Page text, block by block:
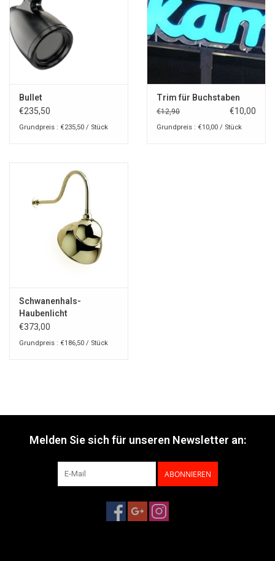
Bullet
€235,50
Grundpreis : €235,50 / Stück
Trim für Buchstaben
€12,90 €10,00
Grundpreis : €10,00 / Stück
Schwanenhals-
Haubenlicht
€373,00
Grundpreis : €186,50 / Stück
Melden Sie sich für unseren Newsletter an:
ABONNIEREN